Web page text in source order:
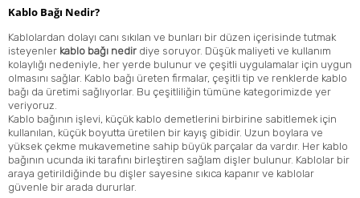
Kablo Bağı Nedir?
Kablolardan dolayı canı sıkılan ve bunları bir düzen içerisinde tutmak
isteyenler kablo bağı nedir diye soruyor. Düşük maliyeti ve kullanım
kolaylığı nedeniyle, her yerde bulunur ve çeşitli uygulamalar için uygun
olmasını sağlar. Kablo bağı üreten firmalar, çeşitli tip ve renklerde kablo
bağı da üretimi sağlıyorlar. Bu çeşitliliğin tümüne kategorimizde yer
veriyoruz.
Kablo bağının işlevi, küçük kablo demetlerini birbirine sabitlemek için
kullanılan, küçük boyutta üretilen bir kayış gibidir. Uzun boylara ve
yüksek çekme mukavemetine sahip büyük parçalar da vardır. Her kablo
bağının ucunda iki tarafını birleştiren sağlam dişler bulunur. Kablolar bir
araya getirildiğinde bu dişler sayesine sıkıca kapanır ve kablolar
güvenle bir arada dururlar.